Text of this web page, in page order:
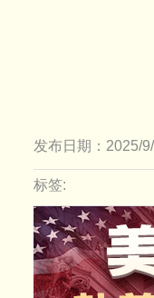
发布日期：2025/
标签: